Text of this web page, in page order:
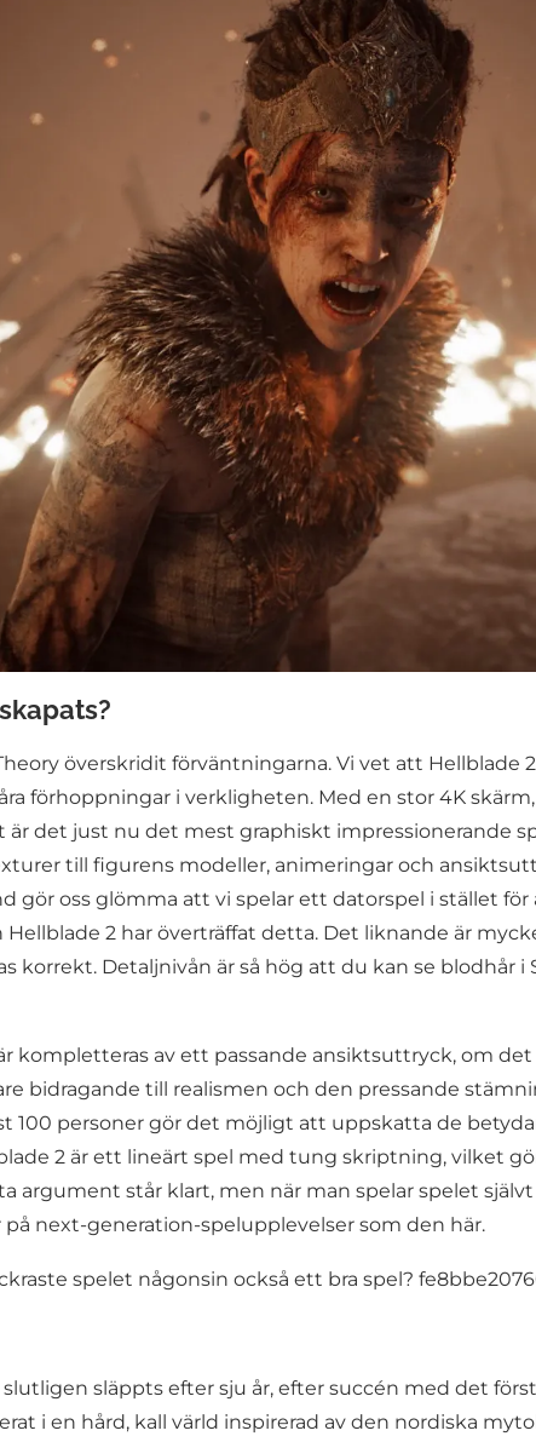
överskridit förväntningarna. Vi vet att Hellblade
förhoppningar i verkligheten. Med en stor 4K
det just nu det mest graphiskt impressionerande
till figurens modeller, animeringar och
gör oss glömma att vi spelar ett datorspel i stället
2 har överträffat detta. Det liknande är
Detaljnivån är så hög att du kan se blodhår i
kompletteras av ett passande ansiktsuttryck, om
bidragande till realismen och den pressande
100 personer gör det möjligt att uppskatta de
2 är ett lineärt spel med tung skriptning, vilket
står klart, men när man spelar spelet
next-generation-spelupplevelser som den här.
slutligen släppts efter sju år, efter succén med det
i en hård, kall värld inspirerad av den nordiska